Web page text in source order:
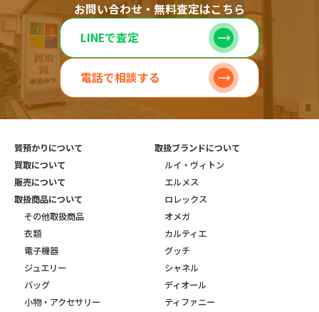
お問い合わせ・無料査定はこちら
LINEで査定
電話で相談する
質預かりについて
買取について
販売について
取扱商品について
その他取扱商品
衣類
電子機器
ジュエリー
バッグ
小物・アクセサリー
取扱ブランドについて
ルイ・ヴィトン
エルメス
ロレックス
オメガ
カルティエ
グッチ
シャネル
ディオール
ティファニー